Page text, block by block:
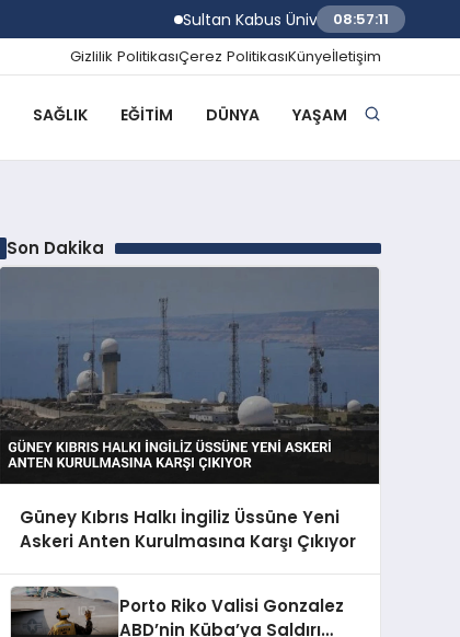
Sultan Kabus Üniversitesi Afaq Programı
08:57:12
Gizlilik PolitikasıÇerez PolitikasıKünyeİletişim
SAĞLIK EĞITIM DÜNYA YAŞAM
Son Dakika
Güney Kıbrıs Halkı İngiliz Üssüne Yeni
Askeri Anten Kurulmasına Karşı Çıkıyor
Porto Riko Valisi Gonzalez
ABD’nin Küba’ya Saldırı